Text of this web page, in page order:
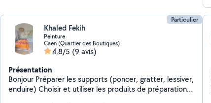
Particulier
Khaled Fekih
Peinture
Caen (Quartier des Boutiques)
4,8/5 (9 avis)
Présentation
Bonjour Préparer les supports (poncer, gratter, lessiver,
enduire) Choisir et utiliser les produits de préparation,